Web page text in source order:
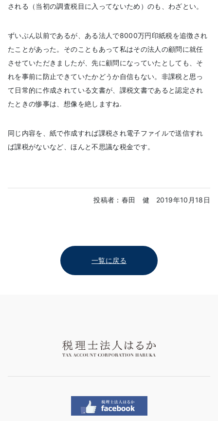
される（当初の調査税目に入ってないため）のも、わざとい。
ずいぶん以前であるが、ある法人で8000万円印紙税を追徴され
たことがあった。そのこともあって私はその法人の顧問に就任
させていただきましたが、先に顧問になっていたとしても、そ
れを事前に防止できていたかどうか自信もない。非課税と思っ
て日常的に作成されている文書が、課税文書であると認定され
たときの惨事は、想像を絶しますね.
同じ内容を、紙で作成すれば課税され電子ファイルで送信すれ
ば課税がないなど、ほんと不思議な税金です。
投稿者：春田 健 2019年10月18日
一覧に戻る